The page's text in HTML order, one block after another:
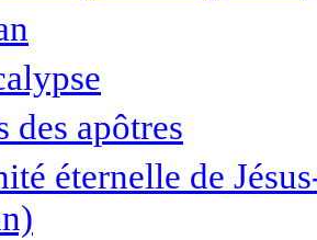
des apôtres
éternelle de